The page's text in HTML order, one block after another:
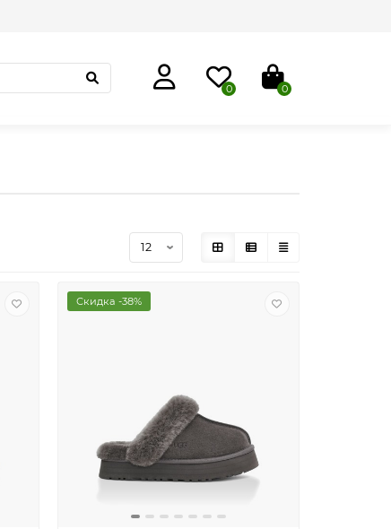
0 0
Скидка -38%